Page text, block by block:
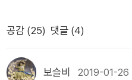
을 지폈을 거라고 생각이 듭니
인인 에드워드 사이드가 쓴 마
한 동조를 표하는 글로 이루어
는 독서법이란 크게 두 가지가
공감 (25) 댓글 (4)
보슬비 2019-01-26